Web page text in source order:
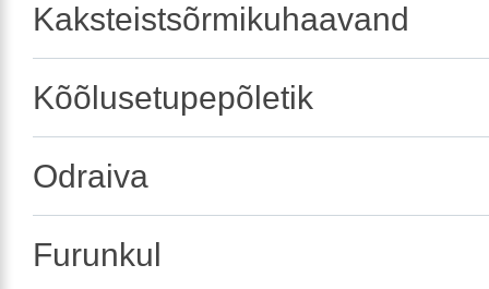
Kaksteistsõrmikuhaavand
Kõõlusetupepõletik
Odraiva
Furunkul